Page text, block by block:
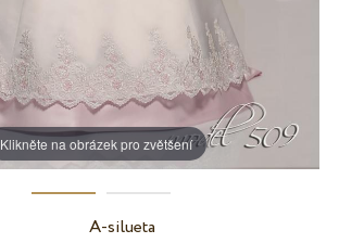
Klikněte na obrázek pro zvětšení
A-silueta